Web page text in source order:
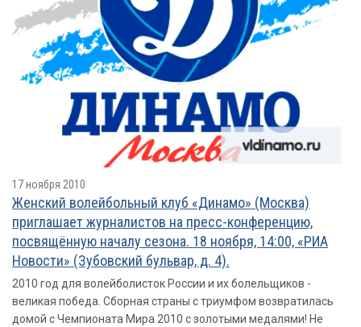
17 ноября 2010
Женский волейбольный клуб «Динамо» (Москва)
приглашает журналистов на пресс-конференцию,
посвящённую началу сезона. 18 ноября, 14:00, «РИА
Новости» (Зубовский бульвар, д. 4).
2010 год для волейболисток России и их болельщиков -
великая победа. Сборная страны с триумфом возвратилась
домой с Чемпионата Мира 2010 с золотыми медалями! Не